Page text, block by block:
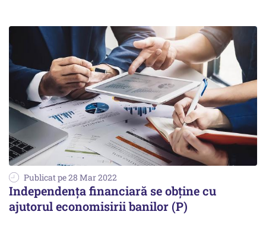
Publicat pe 28 Mar 2022
Independența financiară se obține cu
ajutorul economisirii banilor (P)